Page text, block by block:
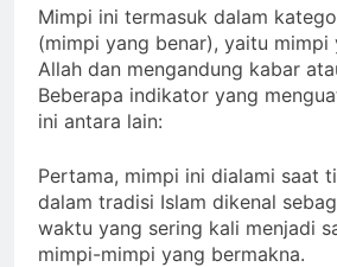
Mimpi ini termasuk dalam
(mimpi yang benar), yaitu mimpi
Allah dan mengandung kabar
Beberapa indikator yang
ini antara lain:
Pertama, mimpi ini dialami saat
dalam tradisi Islam dikenal
waktu yang sering kali menjadi
mimpi-mimpi yang bermakna.